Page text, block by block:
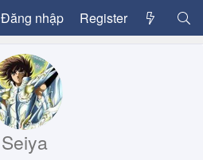
Đăng nhập Register
Seiya